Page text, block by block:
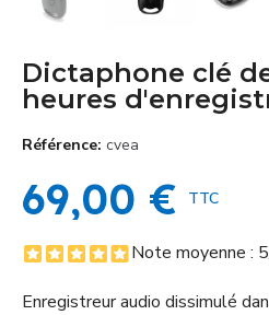
Dictaphone clé
heures
Référence cvea
69,00 € TTC
Note moyenne : 5
Enregistreur audio dissimulé